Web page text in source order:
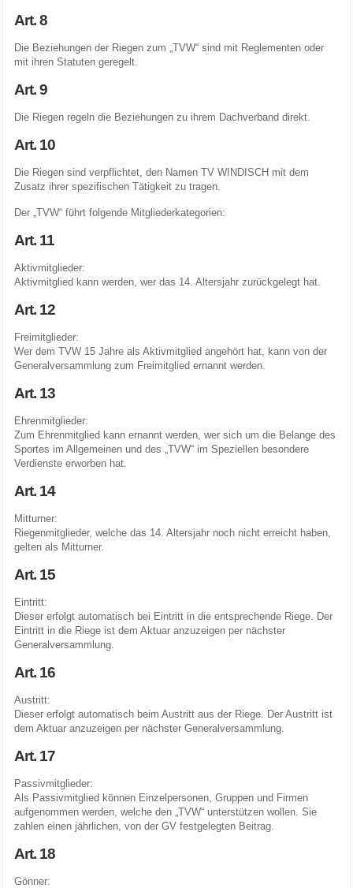
Art. 8
Die Beziehungen der Riegen zum „TVW“ sind mit Reglementen oder
mit ihren Statuten geregelt.
Art. 9
Die Riegen regeln die Beziehungen zu ihrem Dachverband direkt.
Art. 10
Die Riegen sind verpflichtet, den Namen TV WINDISCH mit dem
Zusatz ihrer spezifischen Tätigkeit zu tragen.
Der „TVW“ führt folgende Mitgliederkategorien:
Art. 11
Aktivmitglieder:
Aktivmitglied kann werden, wer das 14. Altersjahr zurückgelegt hat.
Art. 12
Freimitglieder:
Wer dem TVW 15 Jahre als Aktivmitglied angehört hat, kann von der
Generalversammlung zum Freimitglied ernannt werden.
Art. 13
Ehrenmitglieder:
Zum Ehrenmitglied kann ernannt werden, wer sich um die Belange des
Sportes im Allgemeinen und des „TVW“ im Speziellen besondere
Verdienste erworben hat.
Art. 14
Mitturner:
Riegenmitglieder, welche das 14. Altersjahr noch nicht erreicht haben,
gelten als Mitturner.
Art. 15
Eintritt:
Dieser erfolgt automatisch bei Eintritt in die entsprechende Riege. Der
Eintritt in die Riege ist dem Aktuar anzuzeigen per nächster
Generalversammlung.
Art. 16
Austritt:
Dieser erfolgt automatisch beim Austritt aus der Riege. Der Austritt ist
dem Aktuar anzuzeigen per nächster Generalversammlung.
Art. 17
Passivmitglieder:
Als Passivmitglied können Einzelpersonen, Gruppen und Firmen
aufgenommen werden, welche den „TVW“ unterstützen wollen. Sie
zahlen einen jährlichen, von der GV festgelegten Beitrag.
Art. 18
Gönner: